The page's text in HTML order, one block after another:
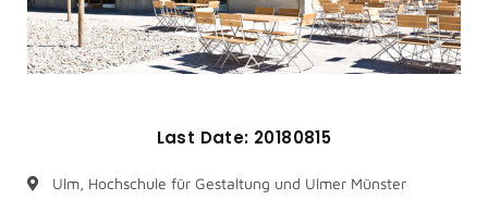
Last Date: 20180815
Ulm, Hochschule für Gestaltung und Ulmer Münster